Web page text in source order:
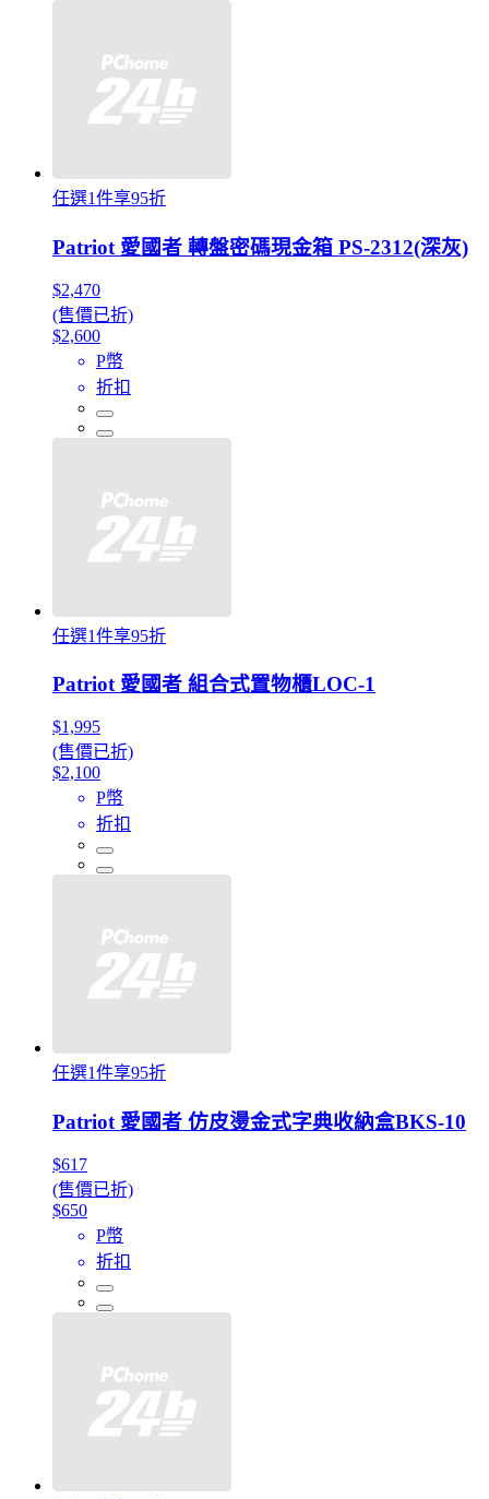
任選1件享95折
Patriot 愛國者 轉盤密碼現金箱 PS-2312(深灰)
$2,470
(售價已折)
$2,600
P幣
折扣
任選1件享95折
Patriot 愛國者 組合式置物櫃LOC-1
$1,995
(售價已折)
$2,100
P幣
折扣
任選1件享95折
Patriot 愛國者 仿皮燙金式字典收納盒BKS-10
$617
(售價已折)
$650
P幣
折扣